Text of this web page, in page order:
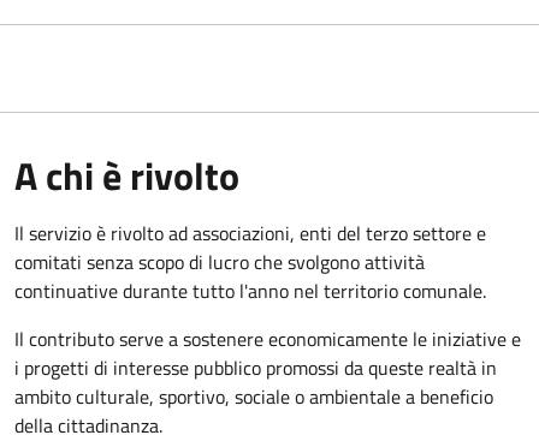
A chi è rivolto
Il servizio è rivolto ad associazioni, enti del terzo settore e
comitati senza scopo di lucro che svolgono attività
continuative durante tutto l'anno nel territorio comunale.
Il contributo serve a sostenere economicamente le iniziative e
i progetti di interesse pubblico promossi da queste realtà in
ambito culturale, sportivo, sociale o ambientale a beneficio
della cittadinanza.